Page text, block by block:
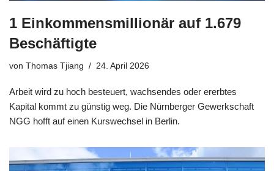
1 Einkommensmillionär auf 1.679
Beschäftigte
von Thomas Tjiang 24. April 2026
Arbeit wird zu hoch besteuert, wachsendes oder ererbtes
Kapital kommt zu günstig weg. Die Nürnberger Gewerkschaft
NGG hofft auf einen Kurswechsel in Berlin.